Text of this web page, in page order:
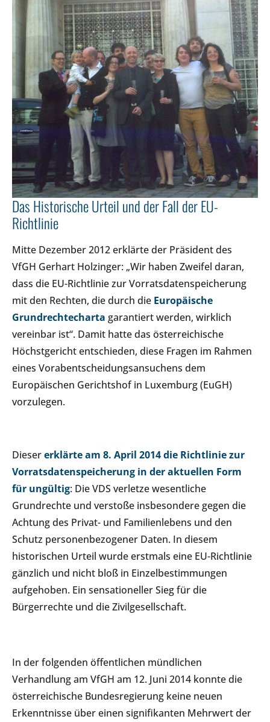
Das Historische Urteil und der Fall der EU-
Richtlinie
Mitte Dezember 2012 erklärte der Präsident des
VfGH Gerhart Holzinger: „Wir haben Zweifel daran,
dass die EU-Richtlinie zur Vorratsdatenspeicherung
mit den Rechten, die durch die Europäische
Grundrechtecharta garantiert werden, wirklich
vereinbar ist“. Damit hatte das österreichische
Höchstgericht entschieden, diese Fragen im Rahmen
eines Vorabentscheidungsansuchens dem
Europäischen Gerichtshof in Luxemburg (EuGH)
vorzulegen.
Diesererklärte am 8. April 2014 die Richtlinie zur
Vorratsdatenspeicherung in der aktuellen Form
für ungültig: Die VDS verletze wesentliche
Grundrechte und verstoße insbesondere gegen die
Achtung des Privat- und Familienlebens und den
Schutz personenbezogener Daten. In diesem
historischen Urteil wurde erstmals eine EU-Richtlinie
gänzlich und nicht bloß in Einzelbestimmungen
aufgehoben. Ein sensationeller Sieg für die
Bürgerrechte und die Zivilgesellschaft.
In der folgenden öffentlichen mündlichen
Verhandlung am VfGH am 12. Juni 2014 konnte die
österreichische Bundesregierung keine neuen
Erkenntnisse über einen signifikanten Mehrwert der